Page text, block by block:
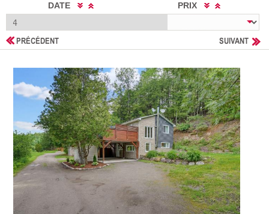
DATE
PRIX
SUIVANT
PRÉCÉDENT